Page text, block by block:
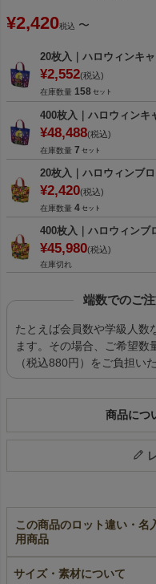
¥2,420税込 〜
20枚入｜ハロウィンキ
¥2,552 税込
在庫数量 158
400枚入｜ハロウィンキ
¥48,488 税込
在庫数量 7
20枚入｜ハロウィンブロ
¥2,420 税込
在庫数量 4
400枚入｜ハロウィンブ
¥45,980 税込
在庫切れ
端数でのご
たとえば会員数や学級人数
ます。その場合、ご希望
（税込880円）をご負担い
商品につ
この商品のロット違い・名
用商品
アングル巾着｜不織布
サイズ・素材について